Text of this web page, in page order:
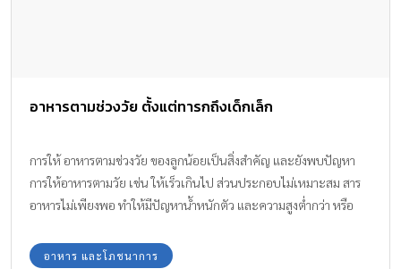
อาหารตามช่วงวัย ตั้งแต่ทารกถึงเด็กเล็ก
การให้ อาหารตามช่วงวัย ของลูกน้อยเป็นสิ่งสำคัญ และยังพบปัญหา
การให้อาหารตามวัย เช่น ให้เร็วเกินไป ส่วนประกอบไม่เหมาะสม สาร
อาหารไม่เพียงพอ ทำให้มีปัญหาน้ำหนักตัว และความสูงต่ำกว่า หรือ
อาหาร และโภชนาการ